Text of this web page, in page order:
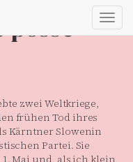
zwei Weltkriege,
frühen Tod ihres
Kärntner Slowenin
Partei. Sie
Mai und, als ich klein